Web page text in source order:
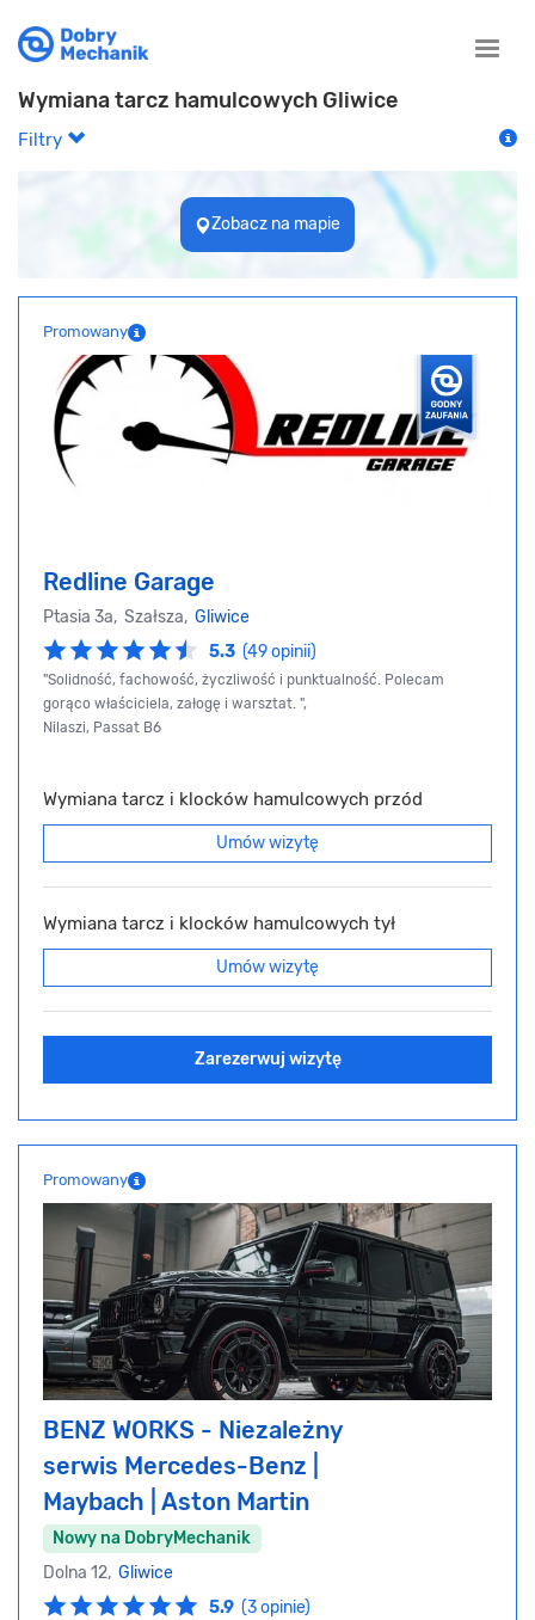
Toggle
Wymiana tarcz hamulcowych Gliwice
Filtry
Zobacz na mapie
Promowany
Redline Garage
Ptasia 3a, Szałsza, Gliwice
5.3 (49 opinii)
"Solidność, fachowość, życzliwość i punktualność. Polecam
gorąco właściciela, załogę i warsztat. ",
Nilaszi, Passat B6
Wymiana tarcz i klocków hamulcowych przód
Umów wizytę
Wymiana tarcz i klocków hamulcowych tył
Umów wizytę
Zarezerwuj wizytę
Promowany
BENZ WORKS - Niezależny
serwis Mercedes-Benz |
Maybach | Aston Martin
Nowy na DobryMechanik
Dolna 12, Gliwice
5.9 (3 opinie)